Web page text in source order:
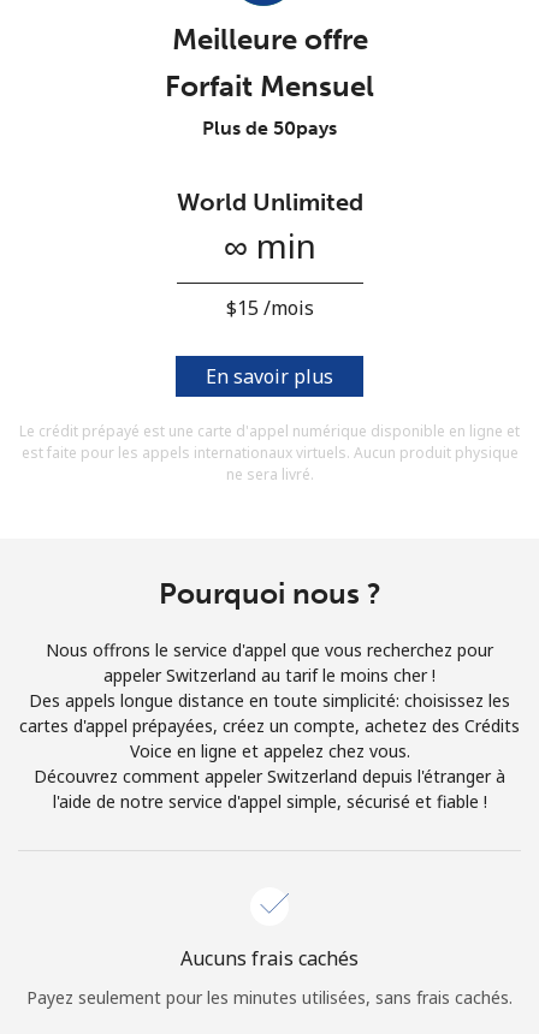
S'inscrire
Bonjour!
Identifiez-vous ouINSCRIVEZ-VOUS →
Rappel du mot de passe →
Continue avec
Meilleure offre
Forfait Mensuel
Plus de 50pays
World Unlimited
∞ min
⁦$15⁩ /mois
En savoir plus
Le crédit prépayé est une carte d'appel numérique disponible en ligne et
est faite pour les appels internationaux virtuels. Aucun produit physique
ne sera livré.
Pourquoi nous ?
Nous offrons le service d'appel que vous recherchez pour
appeler Switzerland au tarif le moins cher !
Des appels longue distance en toute simplicité: choisissez les
cartes d'appel prépayées, créez un compte, achetez des Crédits
Voice en ligne et appelez chez vous.
Découvrez comment appeler Switzerland depuis l'étranger à
l'aide de notre service d'appel simple, sécurisé et fiable !
Aucuns frais cachés
Payez seulement pour les minutes utilisées, sans frais cachés.